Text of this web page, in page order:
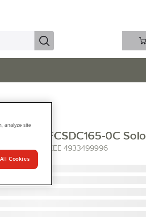
M18 FCSDC165-0C Solo
0C MILWAUKEE 4933499996
analyze site
Cookies